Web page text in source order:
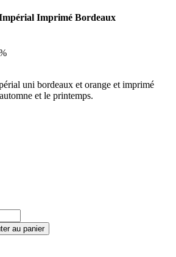
Imprimé Bordeaux
uni bordeaux et orange et imprimé
et le printemps.
au panier